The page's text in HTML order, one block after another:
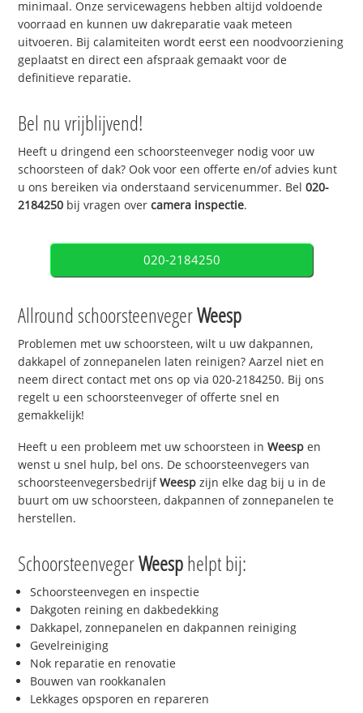
minimaal. Onze servicewagens hebben altijd voldoende
voorraad en kunnen uw dakreparatie vaak meteen
uitvoeren. Bij calamiteiten wordt eerst een noodvoorziening
geplaatst en direct een afspraak gemaakt voor de
definitieve reparatie.
Bel nu vrijblijvend!
Heeft u dringend een schoorsteenveger nodig voor uw
schoorsteen of dak? Ook voor een offerte en/of advies kunt
u ons bereiken via onderstaand servicenummer. Bel020-
2184250 bij vragen overcamera inspectie.
020-2184250
Allround schoorsteenvegerWeesp
Problemen met uw schoorsteen, wilt u uw dakpannen,
dakkapel of zonnepanelen laten reinigen? Aarzel niet en
neem direct contact met ons op via 020-2184250. Bij ons
regelt u een schoorsteenveger of offerte snel en
gemakkelijk!
Heeft u een probleem met uw schoorsteen inWeesp en
wenst u snel hulp, bel ons. De schoorsteenvegers van
schoorsteenvegersbedrijfWeesp zijn elke dag bij u in de
buurt om uw schoorsteen, dakpannen of zonnepanelen te
herstellen.
SchoorsteenvegerWeesphelpt bij:
Schoorsteenvegen en inspectie
Dakgoten reining en dakbedekking
Dakkapel, zonnepanelen en dakpannen reiniging
Gevelreiniging
Nok reparatie en renovatie
Bouwen van rookkanalen
Lekkages opsporen en repareren